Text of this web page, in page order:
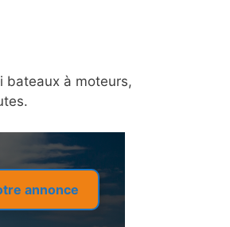
bateaux à moteurs,
annonce